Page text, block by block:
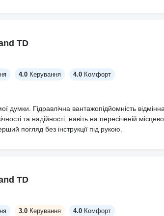
TD
4.0 Керування 4.0 Комфорт
думки. Гідравлічна вантажопідйомність
та надійності, навіть на пересіченій
погляд без інструкції під рукою.
TD
3.0 Керування 4.0 Комфорт